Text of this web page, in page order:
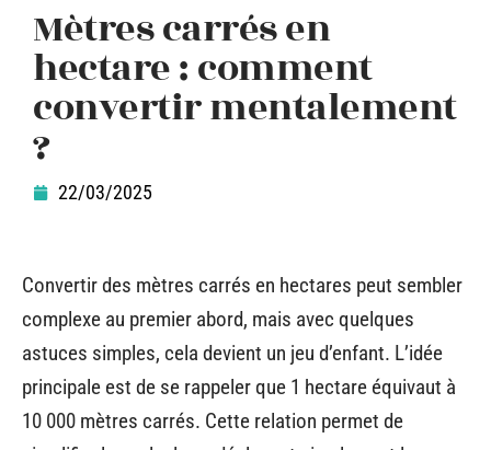
Mètres carrés en
hectare : comment
convertir mentalement
?
22/03/2025
Convertir des mètres carrés en hectares peut sembler
complexe au premier abord, mais avec quelques
astuces simples, cela devient un jeu d’enfant. L’idée
principale est de se rappeler que 1 hectare équivaut à
10 000 mètres carrés. Cette relation permet de